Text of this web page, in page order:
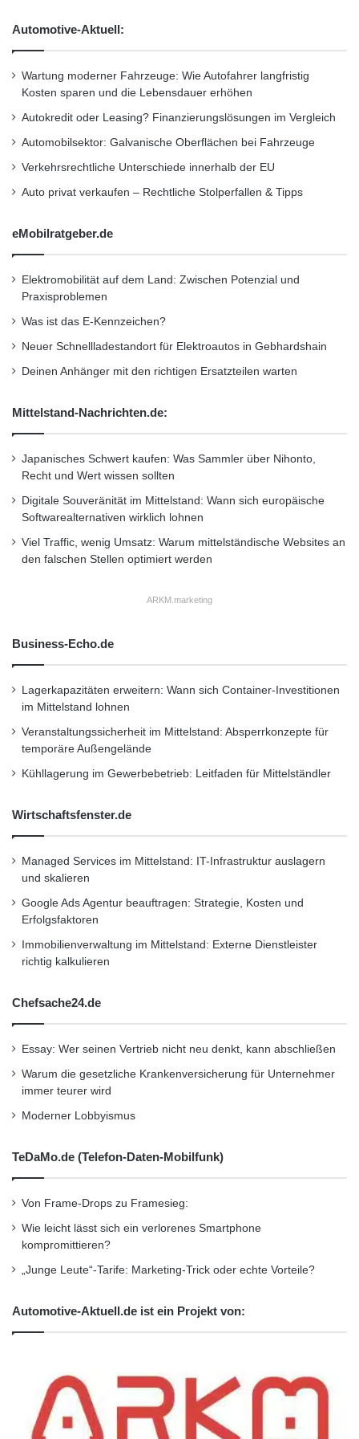
„Mit unserer X-Klasse und der nächsten
Generation unserer Transporter-Ikone Sprinter
ist die Produktpipeline bestens gefüllt. Mit
ihnen wollen wir auch zukünftig profitabel
wachsen und neue Märkte erobern“, so
Mornhinweg weiter. „Es ist mittlerweile auch
goes global‘, dass wir über das klassische
Produkt und unser traditionelles Geschäft
hinausdenken. Mit unserer Zukunftsinitiative
adVANce sind wir Pionier der Branche. Wir
passen damit unser Angebot noch stärker an
die Kundenbedürfnisse an, die sich durch
Urbanisierung und Digitalisierung dramatisch
verändern. So besetzen wir mit der Mercedes-
Benz Vans Mobility GmbH ein
vielversprechendes Zukunftsgeschäft und
erfüllen die ständig steigende Nachfrage nach
flexiblen und neuartigen Nutzungskonzepten
Benz Vans ein im langjährigen Vergleich sehr
der hohen Vorleistungen für die Erneuerung
und Erweiterung des Produktportfolios wird
jedoch ein deutlicher Rückgang erwartet.
Mercedes-Benz Vans Mobility
GmbH startet Angebot Mitte
2017
Mercedes-Benz Vans investiert bis zum Jahr
Rahmen der Strategie entwickelt sich das
Mercedes-Benz Vans richtet seine
Aufmerksamkeit dabei weit über das Fahrzeug
hinaus auf die gesamte Wertschöpfungskette
und das komplette Geschäftsumfeld seiner
Kunden. Neben Digitalisierung,
Automatisierung und Robotik im Transporter
zählen auch innovative Mobilitätsangebote
zum Programm.
So können Kunden mit den Angeboten der
Mercedes-Benz Vans Mobility GmbH
beispielsweise zukünftig Fahrzeuge nutzen
sind unter anderem für Logistikkunden an
Tagen mit besonders hohem
Automotive-Aktuell:
Wartung moderner Fahrzeuge: Wie Autofahrer langfristig
Kosten sparen und die Lebensdauer erhöhen
Autokredit oder Leasing? Finanzierungslösungen im Vergleich
Automobilsektor: Galvanische Oberflächen bei Fahrzeuge
Verkehrsrechtliche Unterschiede innerhalb der EU
Auto privat verkaufen – Rechtliche Stolperfallen & Tipps
eMobilratgeber.de
Elektromobilität auf dem Land: Zwischen Potenzial und
Praxisproblemen
Was ist das E-Kennzeichen?
Neuer Schnellladestandort für Elektroautos in Gebhardshain
Deinen Anhänger mit den richtigen Ersatzteilen warten
Mittelstand-Nachrichten.de:
Japanisches Schwert kaufen: Was Sammler über Nihonto,
Recht und Wert wissen sollten
Digitale Souveränität im Mittelstand: Wann sich europäische
Softwarealternativen wirklich lohnen
Viel Traffic, wenig Umsatz: Warum mittelständische Websites an
den falschen Stellen optimiert werden
ARKM.marketing
Business-Echo.de
Lagerkapazitäten erweitern: Wann sich Container-Investitionen
im Mittelstand lohnen
Veranstaltungssicherheit im Mittelstand: Absperrkonzepte für
temporäre Außengelände
Kühllagerung im Gewerbebetrieb: Leitfaden für Mittelständler
Wirtschaftsfenster.de
Managed Services im Mittelstand: IT-Infrastruktur auslagern
und skalieren
Google Ads Agentur beauftragen: Strategie, Kosten und
Erfolgsfaktoren
Immobilienverwaltung im Mittelstand: Externe Dienstleister
richtig kalkulieren
Chefsache24.de
Essay: Wer seinen Vertrieb nicht neu denkt, kann abschließen
Warum die gesetzliche Krankenversicherung für Unternehmer
immer teurer wird
Moderner Lobbyismus
TeDaMo.de (Telefon-Daten-Mobilfunk)
Von Frame-Drops zu Framesieg:
Wie leicht lässt sich ein verlorenes Smartphone
kompromittieren?
„Junge Leute“-Tarife: Marketing-Trick oder echte Vorteile?
Automotive-Aktuell.de ist ein Projekt von: